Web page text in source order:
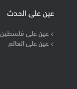
عين على الحدث
عين على فلسطين
عين على العالم